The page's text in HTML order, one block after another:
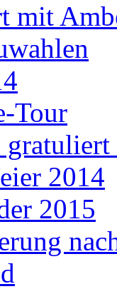
mit
Tour
2014
2015